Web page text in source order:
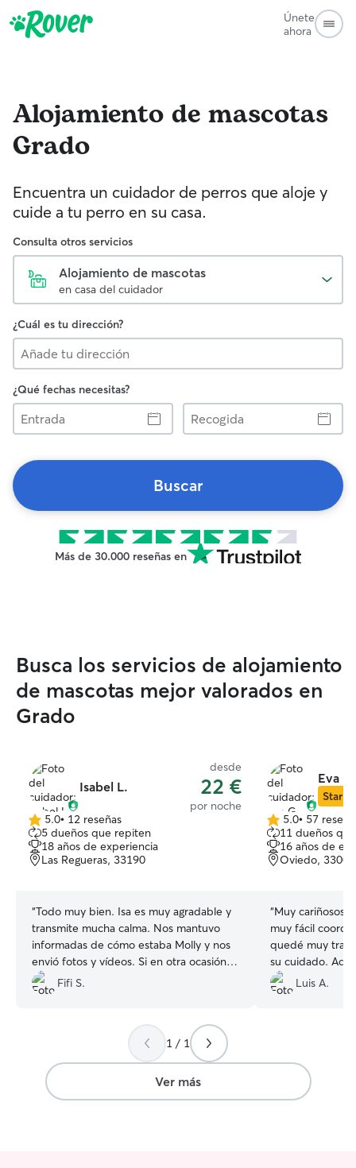
Únete
ahora
Alojamiento de mascotas
Grado
Encuentra un cuidador de perros que aloje y
cuide a tu perro en su casa.
Consulta otros servicios
Alojamiento de mascotas
en casa del cuidador
¿Cuál es tu dirección?
¿Qué fechas necesitas?
Entrada
Recogida
Buscar
Más de 30.000 reseñas en
Busca los servicios de alojamiento
de mascotas mejor valorados en
Grado
Isabel L.
desde
22 €
por noche
5.0
de
5
estrellas
5.0• 12 reseñas
5 dueños que repiten
18 años de experiencia
Las Regueras, 33190
“Todo muy bien. Isa es muy agradable y
transmite mucha calma. Nos mantuvo
informadas de cómo estaba Molly y nos
envió fotos y vídeos. Si en otra ocasión
Molly no puede viajar con nosotras sin
duda Isa será nuestra primera opción.
Fifi S.
Eva G.
Star
5.0
de
5
estrellas
5.0• 57
11 dueños
16 años de
Oviedo, 33006
“Muy cariñosos
muy fácil
quedé muy
su cuidado.
juguete :) ”
Luis A.
1 / 1
Ver más